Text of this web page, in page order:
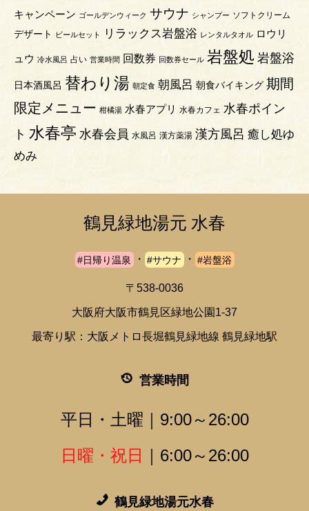
キャンペーン ゴールデンウィーク サウナ シャンプー ソフトクリーム
デザート ビールセット リラックス岩盤浴 レンタルタオル ロウリ
ュウ 冷水風呂 占い 営業時間 回数券 回数券セール 岩盤処 岩盤浴
日本酒風呂 替わり湯 朝定食 朝風呂 朝食バイキング 期間
限定メニュー 柑橘湯 水春アプリ 水春カフェ 水春ポイン
ト 水春亭 水春会員 水風呂 漢方薬湯 漢方風呂 癒し処ゆ
めみ
鶴見緑地湯元 水春
#日帰り温泉 ・ #サウナ ・ #岩盤浴
〒538-0036
大阪府大阪市鶴見区緑地公園1-37
最寄り駅：大阪メトロ長堀鶴見緑地線 鶴見緑地駅
営業時間
平日・土曜｜9:00～26:00
日曜・祝日 ｜6:00～26:00
鶴見緑地湯元水春